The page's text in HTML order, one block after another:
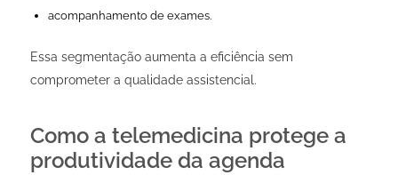
acompanhamento de exames.
Essa segmentação aumenta a eficiência sem
comprometer a qualidade assistencial.
Como a telemedicina protege a
produtividade da agenda